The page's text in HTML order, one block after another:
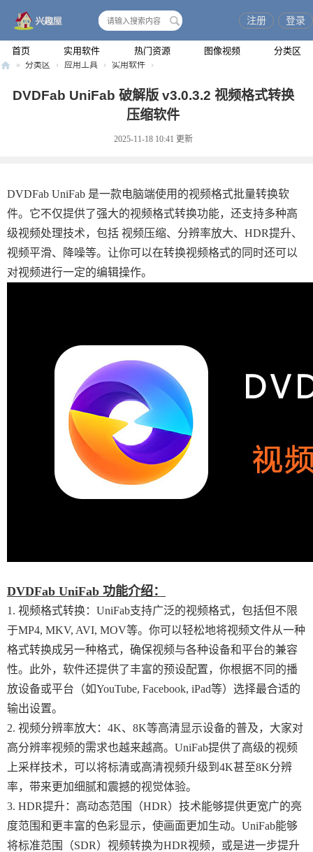
首页 实用软件 热门资源 图像视频 分类区
注册 登录
» 分类区 › 应用工具 › 实用软件 ›
DVDFab UniFab 破解版 v3.0.3.2 视频格式转换
压缩软件
2025-11-18 10:41 更新
DVDFab UniFab 是一款电脑端使用的视频格式批量转换软
件。它不仅提供了强大的视频格式转换功能，还支持多种高
级视频处理技术，包括 视频压缩、分辨率放大、HDR提升、
视频平滑、降噪等。让你可以在转换视频格式的同时还可以
对视频进行一定的编辑操作。
DVDFab UniFab 功能介绍：
1. 视频格式转换：UniFab支持广泛的视频格式，包括但不限
于MP4, MKV, AVI, MOV等。你可以轻松地将视频文件从一种
格式转换成另一种格式，确保视频与各种设备和平台的兼容
性。此外，软件还提供了丰富的预设配置，你根据不同的播
放设备或平台（如YouTube, Facebook, iPad等）选择最合适的
输出设置。
2. 视频分辨率放大：4K、8K等高清显示设备的普及，大家对
高分辨率视频的需求也越来越高。UniFab提供了高级的视频
上采样技术，可以将标清或高清视频升级到4K甚至8K分辨
率，带来更加细腻和震撼的视觉体验。
3. HDR提升：高动态范围（HDR）技术能够提供更宽广的亮
度范围和更丰富的色彩显示，使画面更加生动。UniFab能够
将标准范围（SDR）视频转换为HDR视频，或是进一步提升